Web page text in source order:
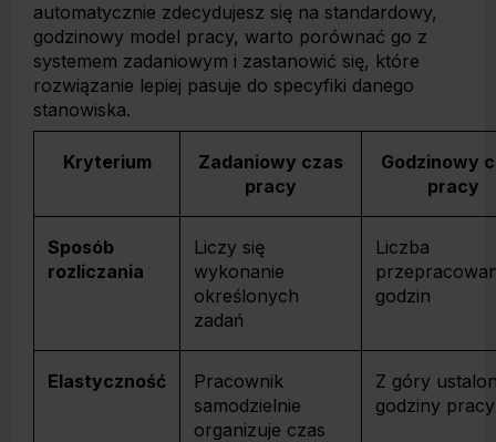
automatycznie zdecydujesz się na standardowy,
godzinowy model pracy, warto porównać go z
systemem zadaniowym i zastanowić się, które
rozwiązanie lepiej pasuje do specyfiki danego
stanowiska.
Kryterium
Zadaniowy czas
pracy
Godzinowy
pracy
Sposób
rozliczania
Liczy się
wykonanie
określonych
zadań
Liczba
godzin
Elastyczność
Pracownik
samodzielnie
organizuje czas
Z góry
godziny pracy